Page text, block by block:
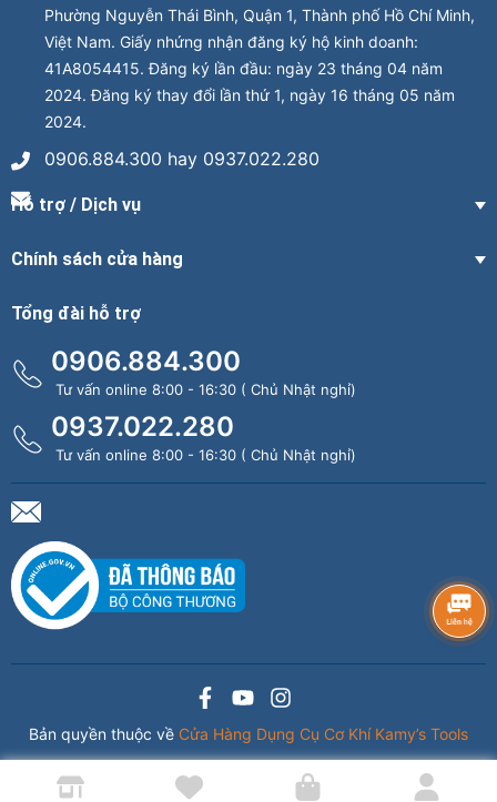
Phường Nguyễn Thái Bình, Quận 1, Thành phố Hồ Chí Minh,
Việt Nam. Giấy nhứng nhận đăng ký hộ kinh doanh:
41A8054415. Đăng ký lần đầu: ngày 23 tháng 04 năm
2024. Đăng ký thay đổi lần thứ 1, ngày 16 tháng 05 năm
2024.
0906.884.300 hay 0937.022.280
Hỗ trợ / Dịch vụ
Chính sách cửa hàng
Tổng đài hỗ trợ
0906.884.300
Tư vấn online 8:00 - 16:30 ( Chủ Nhật nghỉ)
0937.022.280
Tư vấn online 8:00 - 16:30 ( Chủ Nhật nghỉ)
Bản quyền thuộc về Cửa Hàng Dụng Cụ Cơ Khí Kamy’s Tools